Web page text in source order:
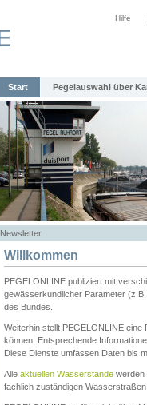
Hilfe
Start Pegelauswahl über
Newsletter
Willkommen
PEGELONLINE publiziert mit
gewässerkundlicher Parameter
des Bundes.
Weiterhin stellt PEGELONLINE
können. Entsprechende
Diese Dienste umfassen Daten bis
Alle aktuellen Wasserstände werden
fachlich zuständigen